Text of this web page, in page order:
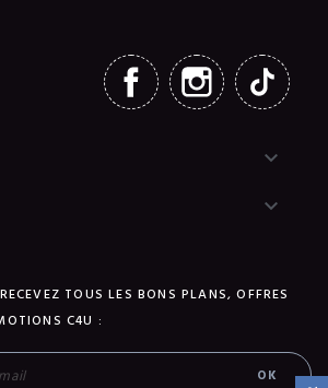
FACEBOOK INSTAGRAM


TOUS LES BONS PLANS, OFFRES
C4U :